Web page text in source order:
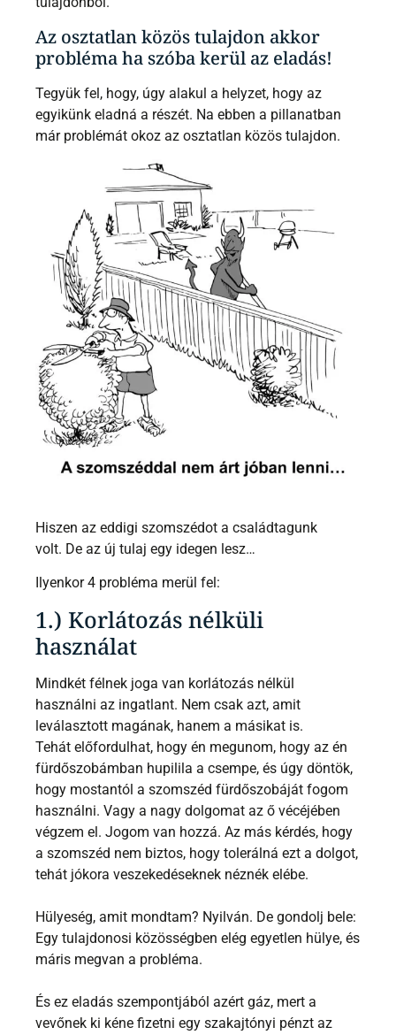
Az osztatlan közös tulajdon akkor
probléma ha szóba kerül az eladás!
Tegyük fel, hogy, úgy alakul a helyzet, hogy az
egyikünk eladná a részét. Na ebben a pillanatban
már problémát okoz az osztatlan közös tulajdon.
Hiszen az eddigi szomszédot a családtagunk
volt. De az új tulaj egy idegen lesz…
Ilyenkor 4 probléma merül fel:
1.) Korlátozás nélküli
használat
Mindkét félnek joga van korlátozás nélkül
használni az ingatlant. Nem csak azt, amit
leválasztott magának, hanem a másikat is.
Tehát előfordulhat, hogy én megunom, hogy az én
fürdőszobámban hupilila a csempe, és úgy döntök,
hogy mostantól a szomszéd fürdőszobáját fogom
használni. Vagy a nagy dolgomat az ő vécéjében
végzem el. Jogom van hozzá. Az más kérdés, hogy
a szomszéd nem biztos, hogy tolerálná ezt a dolgot,
tehát jókora veszekedéseknek néznék elébe.
Hülyeség, amit mondtam? Nyilván. De gondolj bele:
Egy tulajdonosi közösségben elég egyetlen hülye, és
máris megvan a probléma.
És ez eladás szempontjából azért gáz, mert a
vevőnek ki kéne fizetni egy szakajtónyi pénzt az